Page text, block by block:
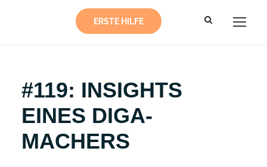
ERSTE HILFE
#119: INSIGHTS
EINES DIGA-
MACHERS